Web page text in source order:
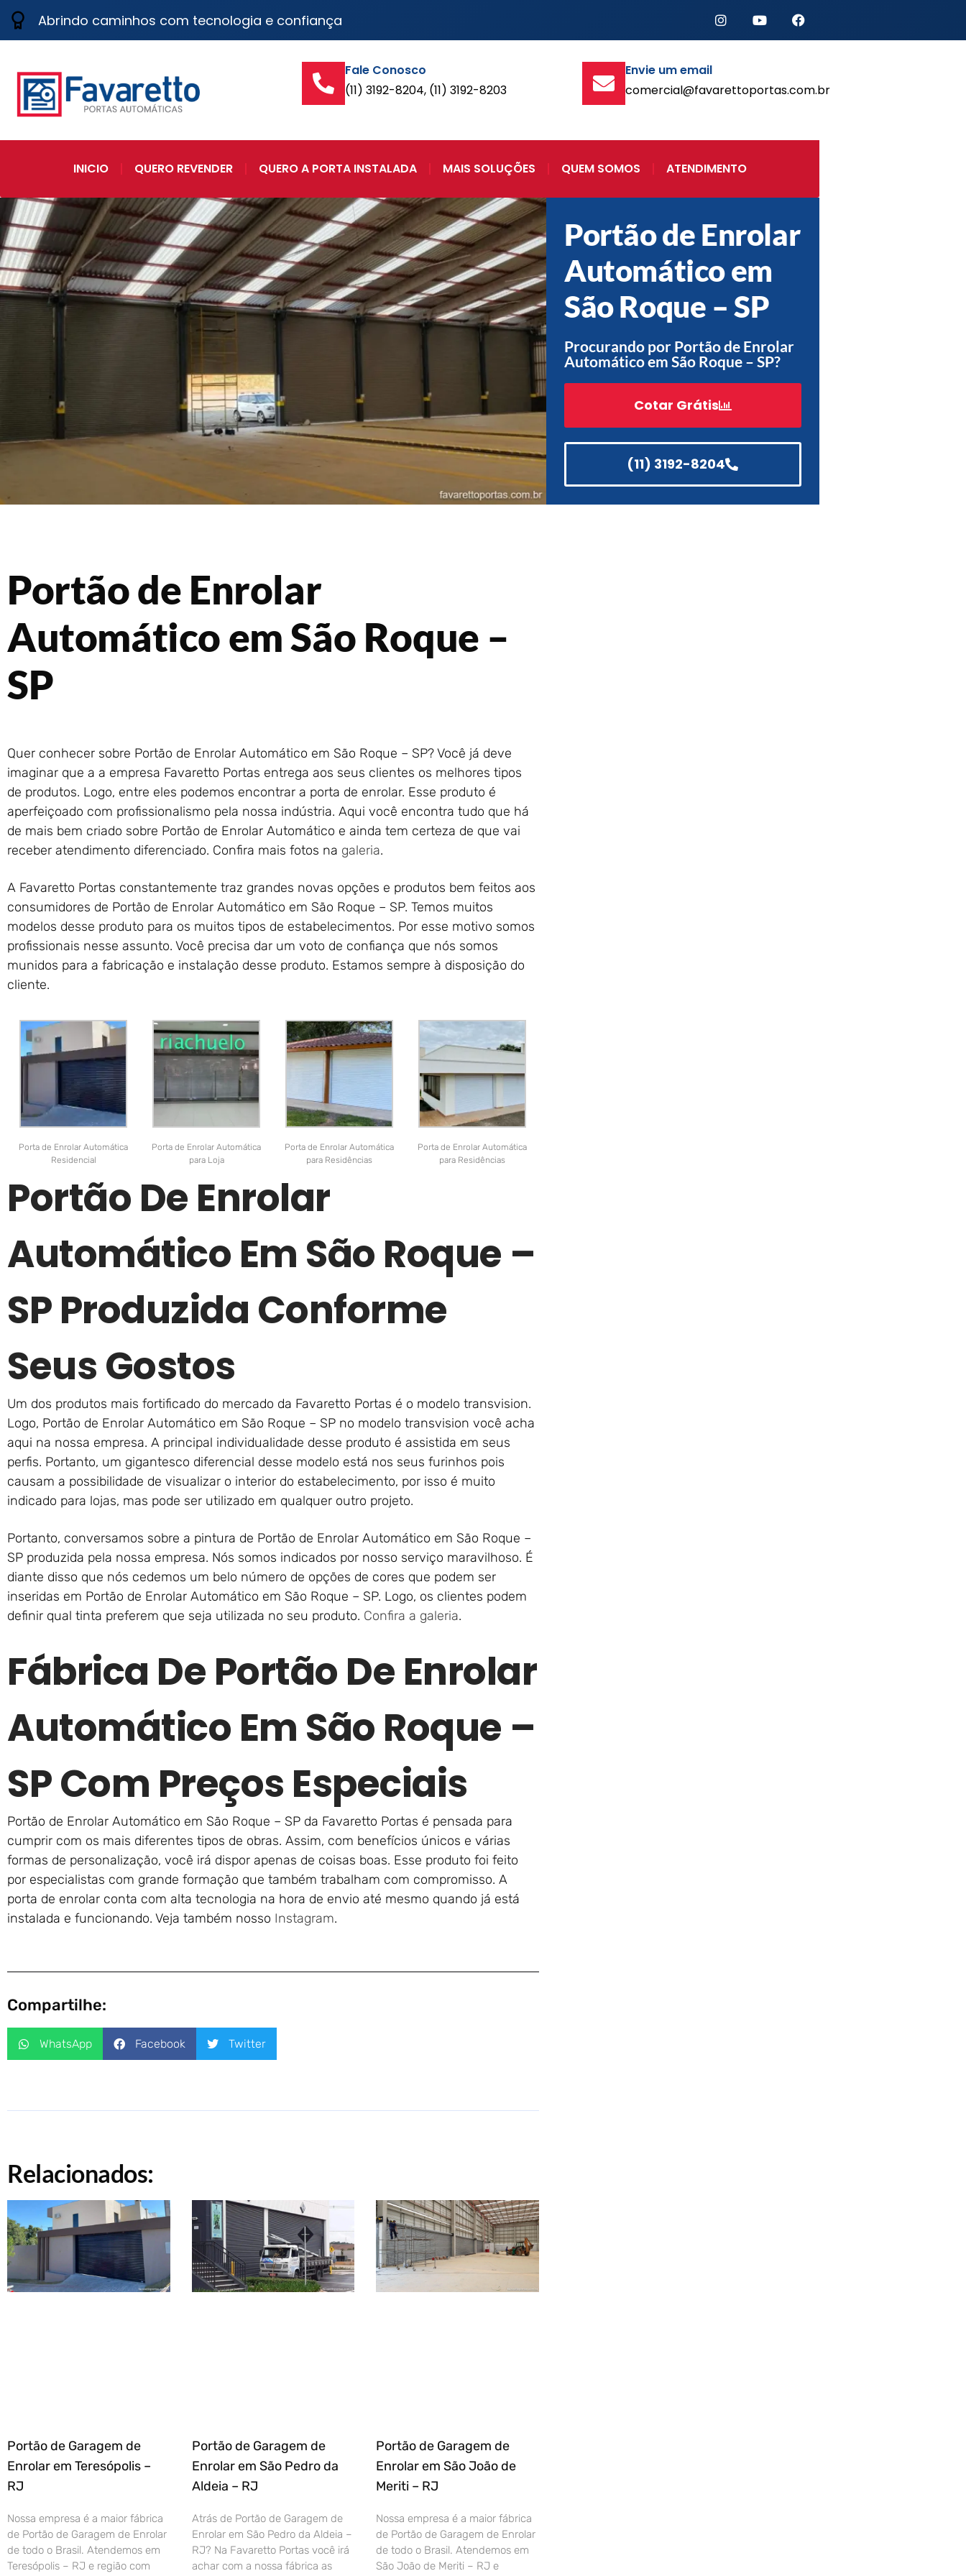
Abrindo caminhos com tecnologia e confiança
Fale Conosco
(11) 3192-8204, (11) 3192-8203
Envie um email
comercial@favarettoportas.com.br
INICIO QUERO REVENDER QUERO A PORTA INSTALADA MAIS SOLUÇÕES QUEM SOMOS ATENDIMENTO
Portão de Enrolar
Automático em
São Roque – SP
Procurando por Portão de Enrolar
Automático em São Roque – SP?
Cotar Grátis
(11) 3192-8204
Portão de Enrolar
Automático em São Roque –
SP
Quer conhecer sobre Portão de Enrolar Automático em São Roque – SP? Você já deve
imaginar que a a empresa Favaretto Portas entrega aos seus clientes os melhores tipos
de produtos. Logo, entre eles podemos encontrar a porta de enrolar. Esse produto é
aperfeiçoado com profissionalismo pela nossa indústria. Aqui você encontra tudo que há
de mais bem criado sobre Portão de Enrolar Automático e ainda tem certeza de que vai
receber atendimento diferenciado. Confira mais fotos na galeria.
A Favaretto Portas constantemente traz grandes novas opções e produtos bem feitos aos
consumidores de Portão de Enrolar Automático em São Roque – SP. Temos muitos
modelos desse produto para os muitos tipos de estabelecimentos. Por esse motivo somos
profissionais nesse assunto. Você precisa dar um voto de confiança que nós somos
munidos para a fabricação e instalação desse produto. Estamos sempre à disposição do
cliente.
Porta de Enrolar Automática
Residencial
Porta de Enrolar Automática
para Loja
Porta de Enrolar Automática
para Residências
Porta de Enrolar Automática
para Residências
Portão De Enrolar
Automático Em São Roque –
SP Produzida Conforme
Seus Gostos
Um dos produtos mais fortificado do mercado da Favaretto Portas é o modelo transvision.
Logo, Portão de Enrolar Automático em São Roque – SP no modelo transvision você acha
aqui na nossa empresa. A principal individualidade desse produto é assistida em seus
perfis. Portanto, um gigantesco diferencial desse modelo está nos seus furinhos pois
causam a possibilidade de visualizar o interior do estabelecimento, por isso é muito
indicado para lojas, mas pode ser utilizado em qualquer outro projeto.
Portanto, conversamos sobre a pintura de Portão de Enrolar Automático em São Roque –
SP produzida pela nossa empresa. Nós somos indicados por nosso serviço maravilhoso. É
diante disso que nós cedemos um belo número de opções de cores que podem ser
inseridas em Portão de Enrolar Automático em São Roque – SP. Logo, os clientes podem
definir qual tinta preferem que seja utilizada no seu produto. Confira a galeria.
Fábrica De Portão De Enrolar
Automático Em São Roque –
SP Com Preços Especiais
Portão de Enrolar Automático em São Roque – SP da Favaretto Portas é pensada para
cumprir com os mais diferentes tipos de obras. Assim, com benefícios únicos e várias
formas de personalização, você irá dispor apenas de coisas boas. Esse produto foi feito
por especialistas com grande formação que também trabalham com compromisso. A
porta de enrolar conta com alta tecnologia na hora de envio até mesmo quando já está
instalada e funcionando. Veja também nosso Instagram.
Compartilhe:
WhatsApp Facebook Twitter
Relacionados:
Portão de Garagem de
Enrolar em Teresópolis –
RJ
Nossa empresa é a maior fábrica
de Portão de Garagem de Enrolar
de todo o Brasil. Atendemos em
Teresópolis – RJ e região com
Portão de Garagem de
Enrolar em São Pedro da
Aldeia – RJ
Atrás de Portão de Garagem de
Enrolar em São Pedro da Aldeia –
RJ? Na Favaretto Portas você irá
achar com a nossa fábrica as
Portão de Garagem de
Enrolar em São João de
Meriti – RJ
Nossa empresa é a maior fábrica
de Portão de Garagem de Enrolar
de todo o Brasil. Atendemos em
São João de Meriti – RJ e